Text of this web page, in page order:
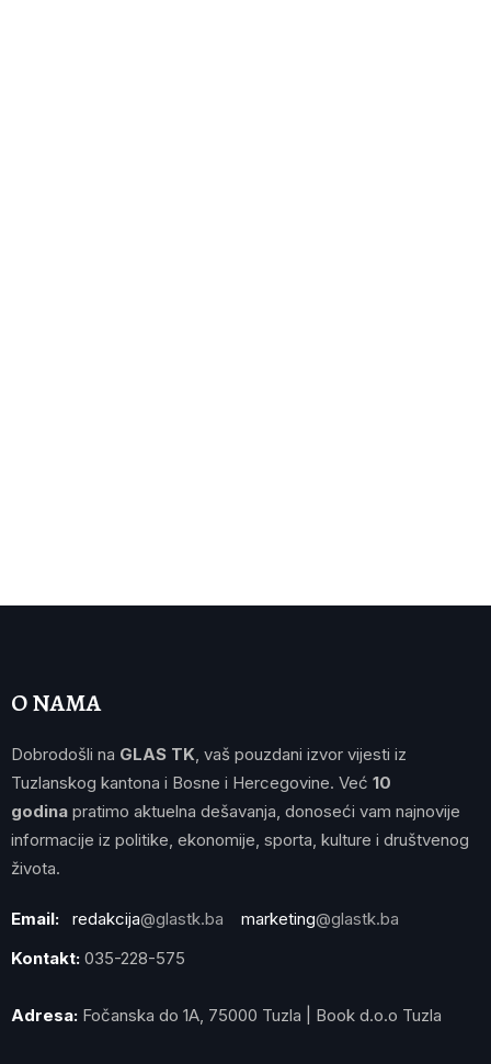
O NAMA
Dobrodošli na GLAS TK , vaš pouzdani izvor vijesti iz
Tuzlanskog kantona i Bosne i Hercegovine. Već 10
godina pratimo aktuelna dešavanja, donoseći vam najnovije
informacije iz politike, ekonomije, sporta, kulture i društvenog
života.
Email: redakcija@glastk.ba marketing@glastk.ba
Kontakt: 035-228-575
Adresa: Fočanska do 1A, 75000 Tuzla | Book d.o.o Tuzla